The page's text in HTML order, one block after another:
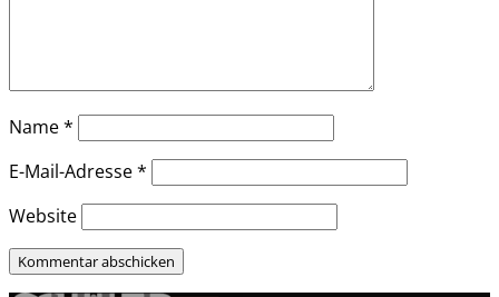
Name*
E-Mail-Adresse*
Website